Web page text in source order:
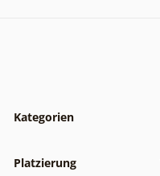
Kategorien
Platzierung